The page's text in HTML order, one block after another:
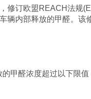
修订欧盟REACH法规
辆内部释放的甲醛。该
甲醛浓度超过以下限